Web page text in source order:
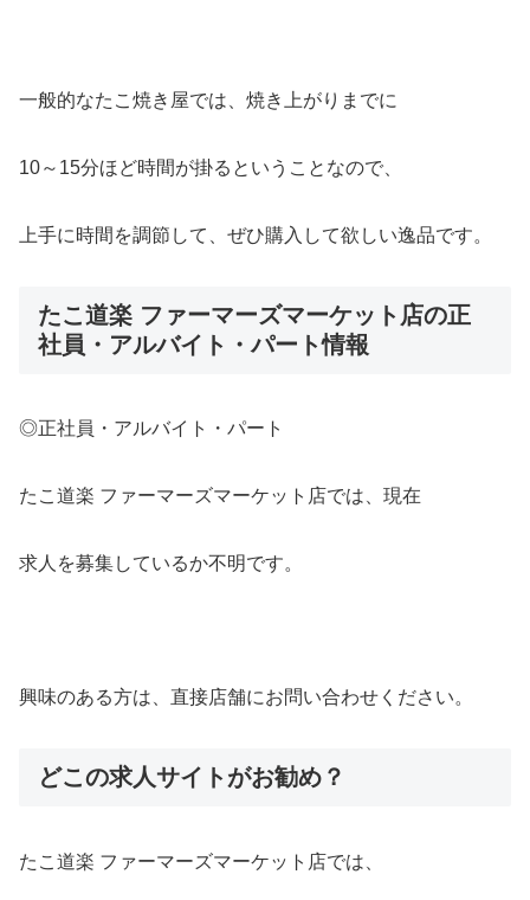
一般的なたこ焼き屋では、焼き上がりまでに
10～15分ほど時間が掛るということなので、
上手に時間を調節して、ぜひ購入して欲しい逸品です。
たこ道楽 ファーマーズマーケット店の正
社員・アルバイト・パート情報
◎正社員・アルバイト・パート
たこ道楽 ファーマーズマーケット店では、現在
求人を募集しているか不明です。
興味のある方は、直接店舗にお問い合わせください。
どこの求人サイトがお勧め？
たこ道楽 ファーマーズマーケット店では、